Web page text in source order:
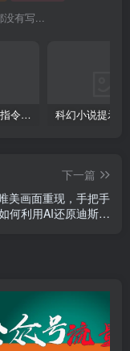
没有写...
仿写文章指令【指令+教程】
下一篇
美画面重现，手把手
何利用AI还原迪斯尼